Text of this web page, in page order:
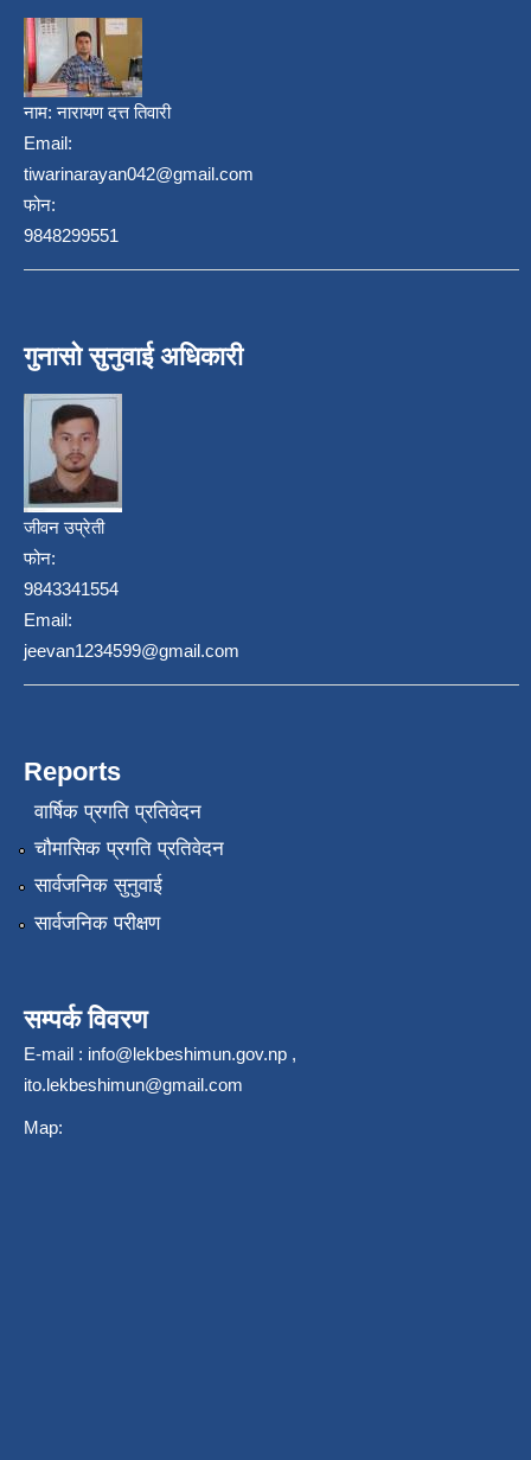
नाम:नारायण दत्त तिवारी
Email:
tiwarinarayan042@gmail.com
फोन:
9848299551
गुनासो सुनुवाई अधिकारी
जीवन उप्रेती
फोन:
9843341554
Email:
jeevan1234599@gmail.com
Reports
वार्षिक प्रगति प्रतिवेदन
चौमासिक प्रगति प्रतिवेदन
सार्वजनिक सुनुवाई
सार्वजनिक परीक्षण
सम्पर्क विवरण
E-mail : info@lekbeshimun.gov.np ,
ito.lekbeshimun@gmail.com
Map: